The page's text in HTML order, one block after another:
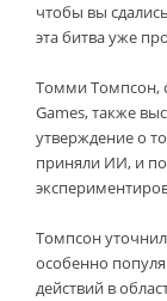
чтобы вы
эта битва уже
Томми Томпсон,
Games, также
утверждение о
приняли ИИ, и
Томпсон
особенно
действий в